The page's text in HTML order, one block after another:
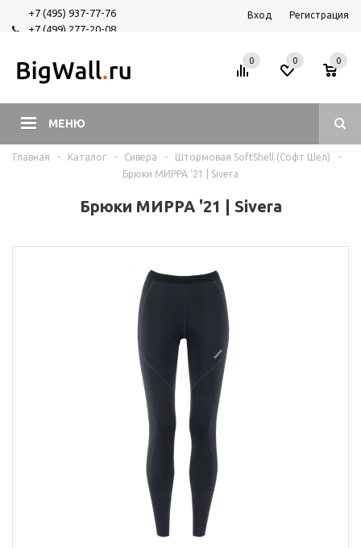
+7 (495) 937-77-76
+7 (499) 277-20-08
Вход Регистрация
МЕНЮ
0 0
0
Главная - Каталог - Сивера - Штормовая SoftShell (Софт Шел)
-
Брюки МИРРА '21 | Sivera
Брюки МИРРА '21 | Sivera